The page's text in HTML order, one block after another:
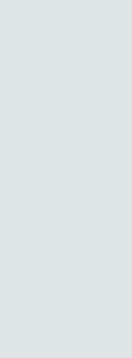
en opleidingen